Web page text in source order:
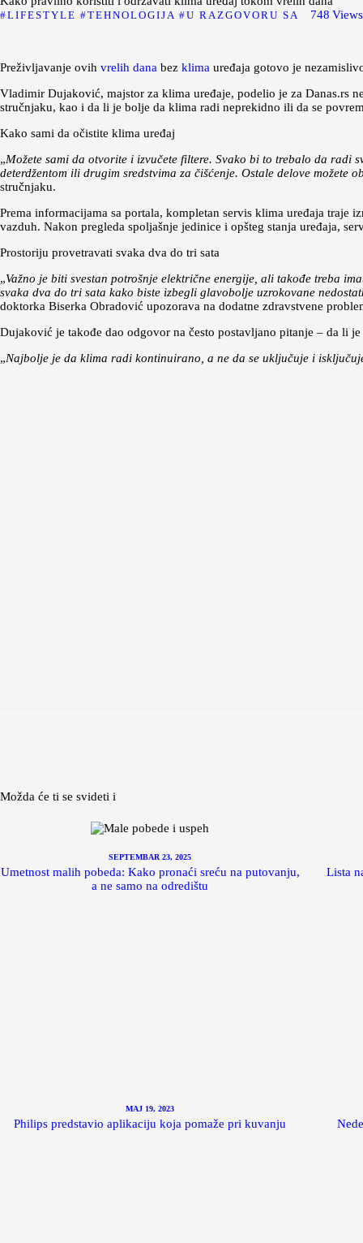
LIFESTYLE TEHNOLOGIJA U RAZGOVORU SA 748 Views
Preživljavanje ovih vrelih dana bez klima uređaja gotovo je
Vladimir Dujaković, majstor za klima uređaje, podelio je za Danas.rs
stručnjaku, kao i da li je bolje da klima radi neprekidno ili da se
Kako sami da očistite klima uređaj
„Možete sami da otvorite i izvučete filtere. Svako bi to trebalo da radi
deterdžentom ili drugim sredstvima za čišćenje. Ostale delove možete
stručnjaku.
Prema informacijama sa portala, kompletan servis klima uređaja
vazduh. Nakon pregleda spoljašnje jedinice i opšteg stanja uređaja,
Prostoriju provetravati svaka dva do tri sata
„Važno je biti svestan potrošnje električne energije, ali takođe treba
svaka dva do tri sata kako biste izbegli glavobolje uzrokovane
doktorka Biserka Obradović upozorava na dodatne zdravstvene
Dujaković je takođe dao odgovor na često postavljano pitanje – da li
„Najbolje je da klima radi kontinuirano, a ne da se uključuje i
Možda će ti se svideti i
SEPTEMBAR 23, 2025
Umetnost malih pobeda: Kako pronaći sreću na putovanju,
a ne samo na odredištu
Lista
MAJ 19, 2023
Philips predstavio aplikaciju koja pomaže pri kuvanju